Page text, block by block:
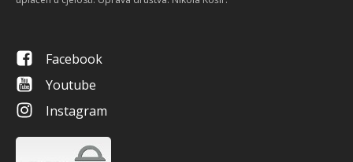
Facebook
Youtube
Instagram